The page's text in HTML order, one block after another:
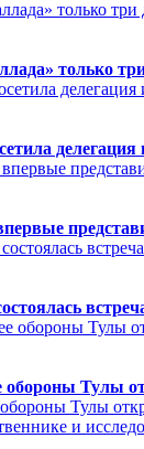
только
делегация
обороны Тулы
Тулы